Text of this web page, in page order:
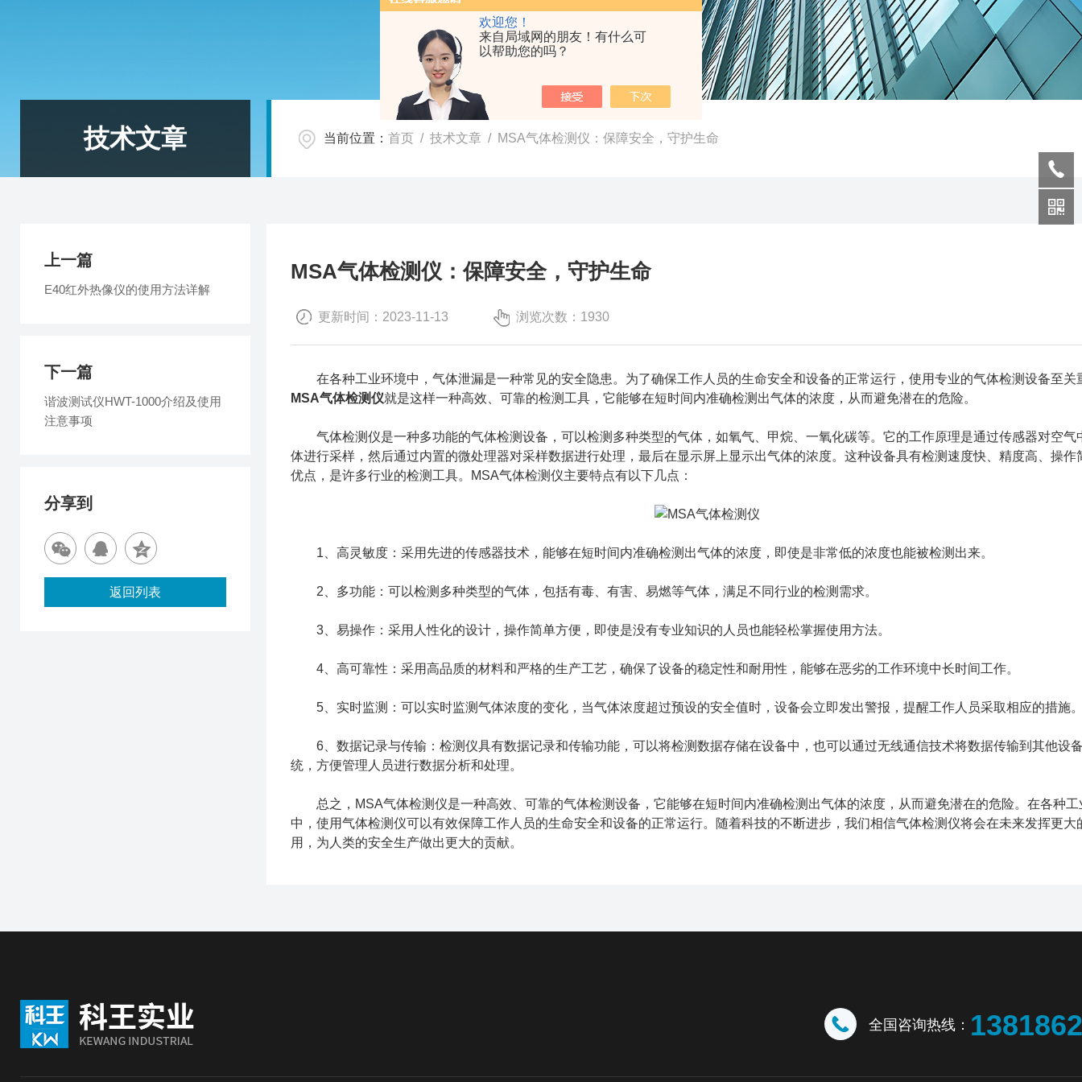
欢迎您！
来自局域网的朋友！有什么可
以帮助您的吗？
技术文章 当前位置： 首页 / 技术文章 / MSA气体检测仪：保障安全，守护生命
MSA气体检测仪：保障安全，守护生命
更新时间：2023-11-13 浏览次数：1930
在各种工业环境中，气体泄漏是一种常见的安全隐患。为了确保工作人员的生命安全和设备的正常运行，使用专业的气体检测设备至关
MSA气体检测仪就是这样一种高效、可靠的检测工具，它能够在短时间内准确检测出气体的浓度，从而避免潜在的危险。
气体检测仪是一种多功能的气体检测设备，可以检测多种类型的气体，如氧气、甲烷、一氧化碳等。它的工作原理是通过传感器对空气
体进行采样，然后通过内置的微处理器对采样数据进行处理，最后在显示屏上显示出气体的浓度。这种设备具有检测速度快、精度高、操作
优点，是许多行业的检测工具。MSA气体检测仪主要特点有以下几点：
1、高灵敏度：采用先进的传感器技术，能够在短时间内准确检测出气体的浓度，即使是非常低的浓度也能被检测出来。
2、多功能：可以检测多种类型的气体，包括有毒、有害、易燃等气体，满足不同行业的检测需求。
3、易操作：采用人性化的设计，操作简单方便，即使是没有专业知识的人员也能轻松掌握使用方法。
4、高可靠性：采用高品质的材料和严格的生产工艺，确保了设备的稳定性和耐用性，能够在恶劣的工作环境中长时间工作。
5、实时监测：可以实时监测气体浓度的变化，当气体浓度超过预设的安全值时，设备会立即发出警报，提醒工作人员采取相应的措施
6、数据记录与传输：检测仪具有数据记录和传输功能，可以将检测数据存储在设备中，也可以通过无线通信技术将数据传输到其他设
统，方便管理人员进行数据分析和处理。
总之，MSA气体检测仪是一种高效、可靠的气体检测设备，它能够在短时间内准确检测出气体的浓度，从而避免潜在的危险。在各种工
中，使用气体检测仪可以有效保障工作人员的生命安全和设备的正常运行。随着科技的不断进步，我们相信气体检测仪将会在未来发挥更大
用，为人类的安全生产做出更大的贡献。
上一篇
E40红外热像仪的使用方法详解
下一篇
谐波测试仪HWT-1000介绍及使用
注意事项
分享到
返回列表
全国咨询热线：